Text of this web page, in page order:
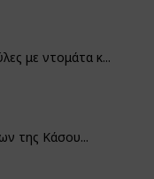
με ντομάτα κ...
της Κάσου...